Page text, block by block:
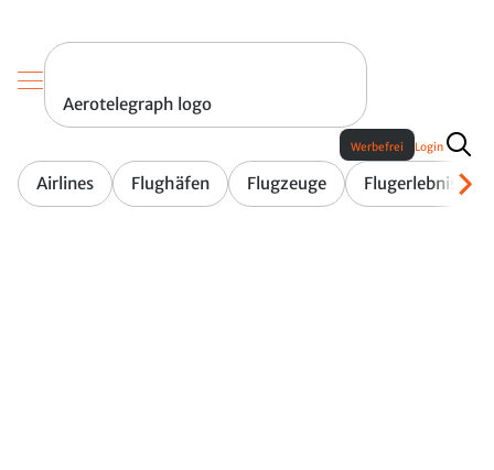
Aerotelegraph logo
Airlines Flughäfen Flugzeuge Flugerlebnis
Werbefrei Login